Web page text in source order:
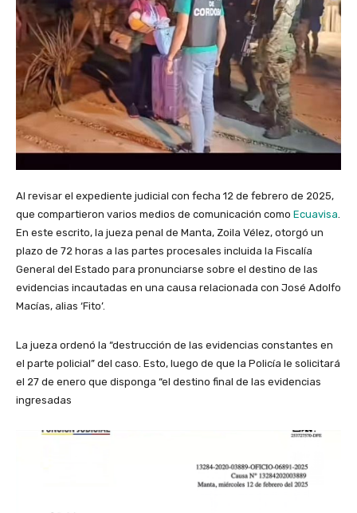
Al revisar el expediente judicial con fecha 12 de febrero de 2025,
que compartieron varios medios de comunicación como Ecuavisa
En este escrito, la jueza penal de Manta, Zoila Vélez, otorgó un
plazo de 72 horas a las partes procesales incluida la Fiscalía
General del Estado para pronunciarse sobre el destino de las
evidencias incautadas en una causa relacionada con José Adolfo
Macías, alias ‘Fito’.
La jueza ordenó la “destrucción de las evidencias constantes en
el parte policial” del caso. Esto, luego de que la Policía le solicitará
el 27 de enero que disponga “el destino final de las evidencias
ingresadas